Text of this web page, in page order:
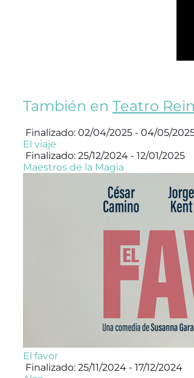
También en Teatro
Finalizado: 02/04/2025 - 04/05/
El viaje
Finalizado: 25/12/2024 - 12/01/2025
Maestros de la Magia
El favor
Finalizado: 25/11/2024 - 17/12/2024